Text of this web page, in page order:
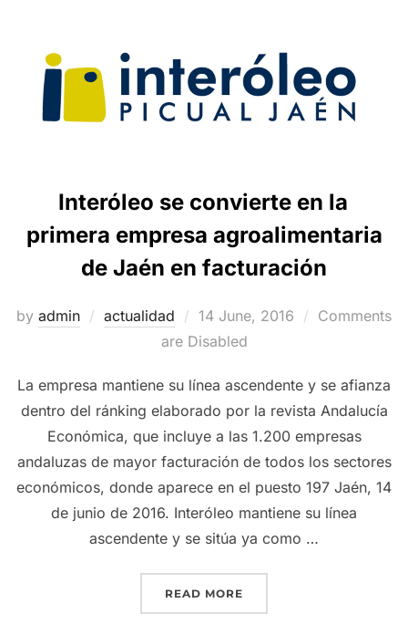
Interóleo se convierte en la
primera empresa agroalimentaria
de Jaén en facturación
by admin actualidad
Posted
on
14 June, 2016
Comments
are Disabled
La empresa mantiene su línea ascendente y se afianza
dentro del ránking elaborado por la revista Andalucía
Económica, que incluye a las 1.200 empresas
andaluzas de mayor facturación de todos los sectores
económicos, donde aparece en el puesto 197 Jaén, 14
de junio de 2016. Interóleo mantiene su línea
ascendente y se sitúa ya como …
READ MORE